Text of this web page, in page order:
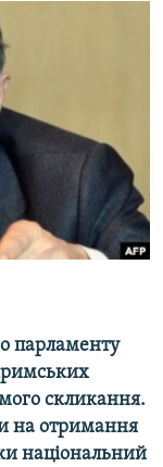
парламенту
скликання.
на отримання
національний